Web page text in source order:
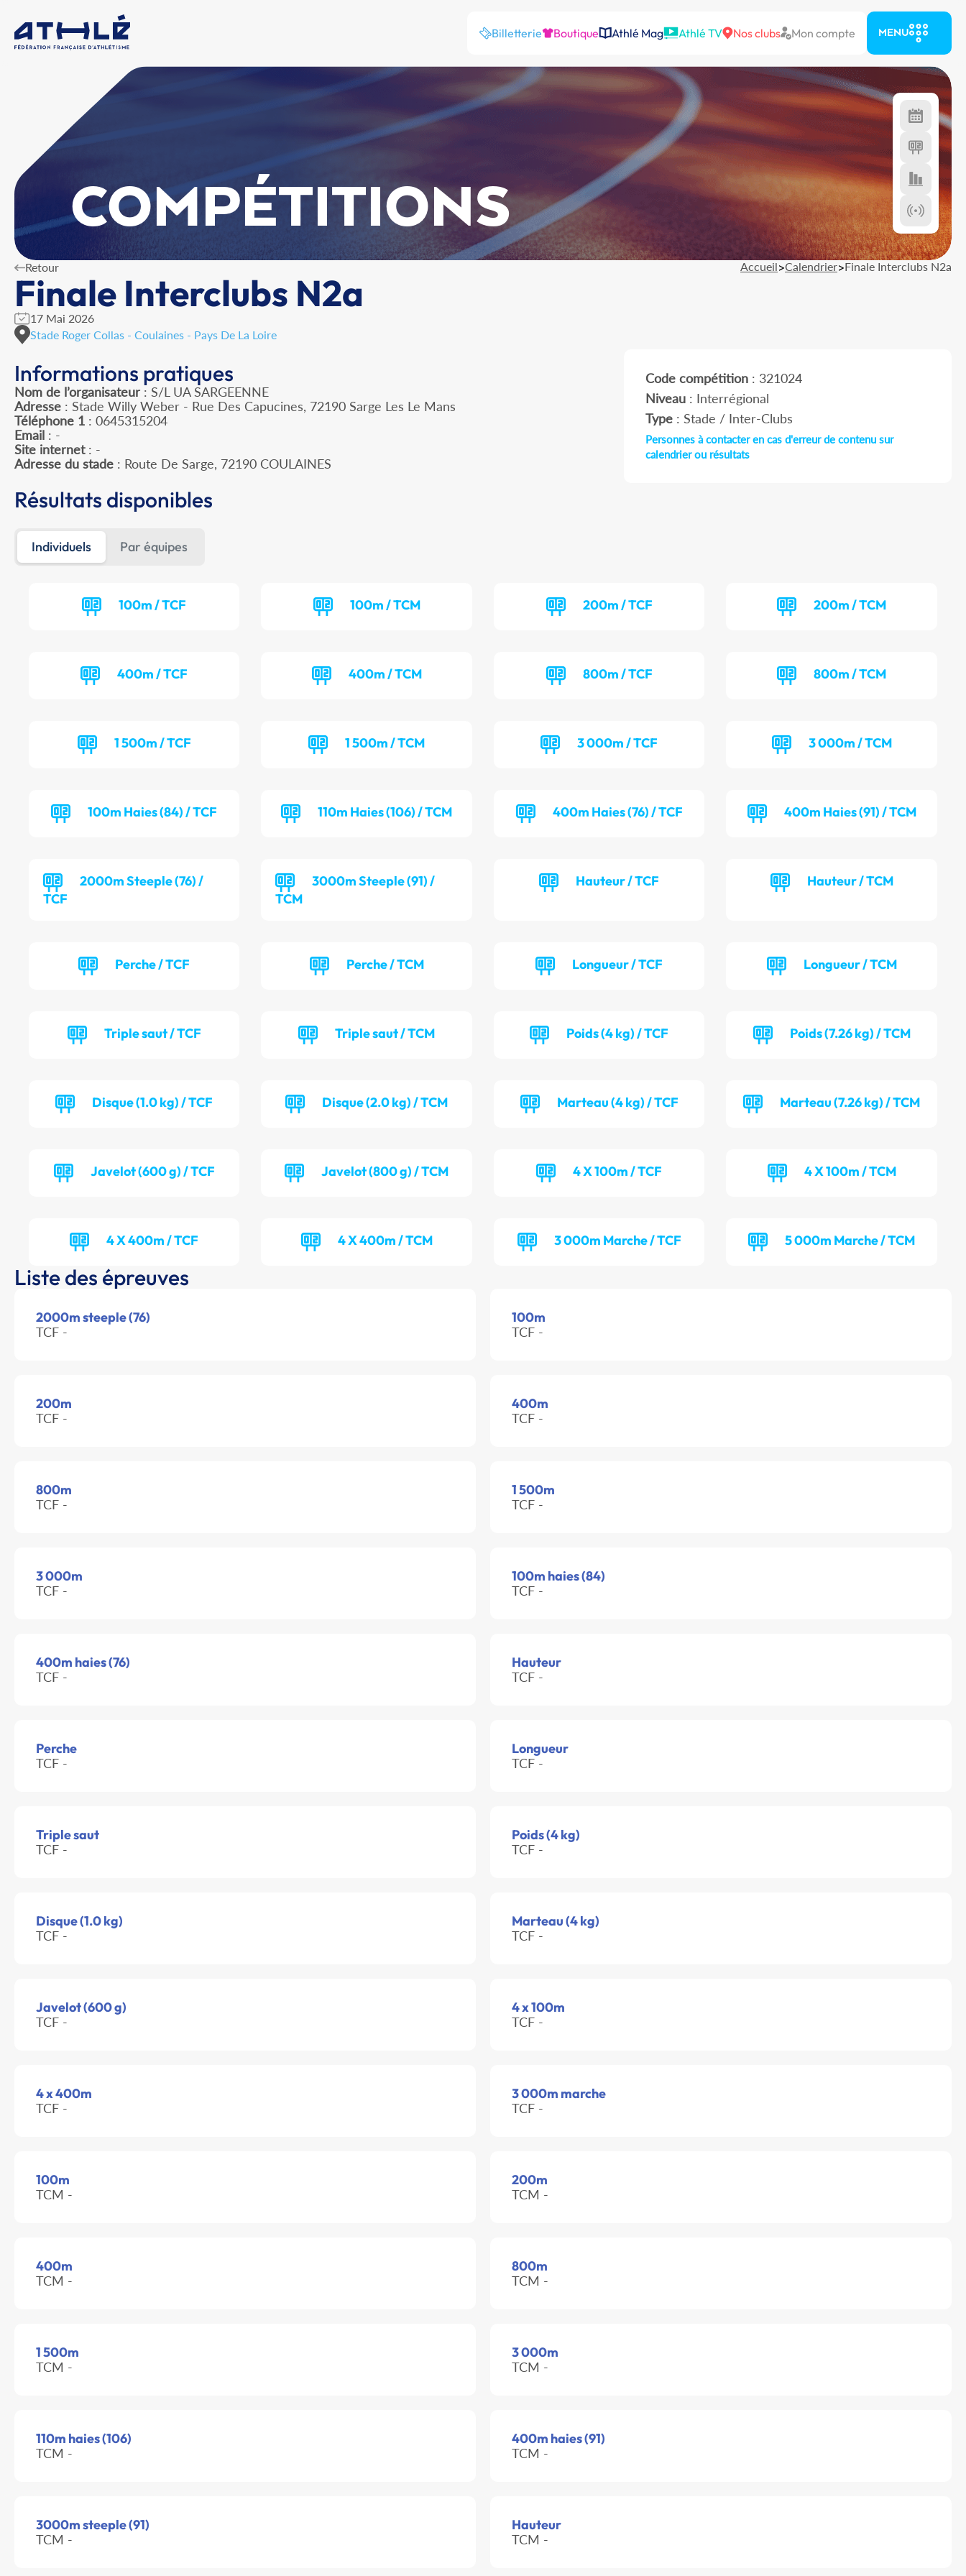
Billetterie Boutique Athlé Mag Athlé TV Nos clubs Mon compte MENU
COMPÉTITIONS
Retour Accueil>Calendrier>Finale Interclubs N2a
Finale Interclubs N2a
17 Mai 2026
Stade Roger Collas - Coulaines - Pays De La Loire
Informations pratiques
Nom de l’organisateur : S/L UA SARGEENNE
Adresse : Stade Willy Weber - Rue Des Capucines, 72190 Sarge Les Le Mans
Téléphone 1 : 0645315204
Email : -
Site internet: -
Adresse du stade : Route De Sarge, 72190 COULAINES
Code compétition: 321024
Niveau: Interrégional
Type: Stade / Inter-Clubs
Personnes à contacter en cas d'erreur de contenu sur
calendrier ou résultats
Résultats disponibles
Individuels Par équipes
100m / TCF 100m / TCM 200m / TCF 200m / TCM
400m / TCF 400m / TCM 800m / TCF 800m / TCM
1 500m / TCF 1 500m / TCM 3 000m / TCF 3 000m / TCM
100m Haies (84) / TCF 110m Haies (106) / TCM 400m Haies (76) / TCF 400m Haies (91) / TCM
2000m Steeple (76) /
TCF
3000m Steeple (91) /
TCM
Hauteur / TCF Hauteur / TCM
Perche / TCF Perche / TCM Longueur / TCF Longueur / TCM
Triple saut / TCF Triple saut / TCM Poids (4 kg) / TCF Poids (7.26 kg) / TCM
Disque (1.0 kg) / TCF Disque (2.0 kg) / TCM Marteau (4 kg) / TCF Marteau (7.26 kg) / TCM
Javelot (600 g) / TCF Javelot (800 g) / TCM 4 X 100m / TCF 4 X 100m / TCM
4 X 400m / TCF 4 X 400m / TCM 3 000m Marche / TCF 5 000m Marche / TCM
Liste des épreuves
2000m steeple (76)
TCF -
100m
TCF -
200m
TCF -
400m
TCF -
800m
TCF -
1 500m
TCF -
3 000m
TCF -
100m haies (84)
TCF -
400m haies (76)
TCF -
Hauteur
TCF -
Perche
TCF -
Longueur
TCF -
Triple saut
TCF -
Poids (4 kg)
TCF -
Disque (1.0 kg)
TCF -
Marteau (4 kg)
TCF -
Javelot (600 g)
TCF -
4 x 100m
TCF -
4 x 400m
TCF -
3 000m marche
TCF -
100m
TCM -
200m
TCM -
400m
TCM -
800m
TCM -
1 500m
TCM -
3 000m
TCM -
110m haies (106)
TCM -
400m haies (91)
TCM -
3000m steeple (91)
TCM -
Hauteur
TCM -